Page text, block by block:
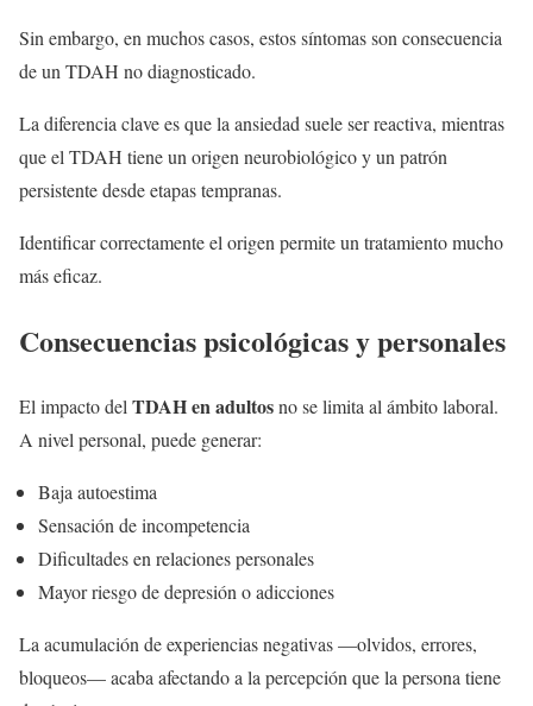
Sin embargo, en muchos casos, estos síntomas son consecuencia
de un TDAH no diagnosticado.
La diferencia clave es que la ansiedad suele ser reactiva, mientras
que el TDAH tiene un origen neurobiológico y un patrón
persistente desde etapas tempranas.
Identificar correctamente el origen permite un tratamiento mucho
más eficaz.
Consecuencias psicológicas y personales
El impacto del TDAH en adultosno se limita al ámbito laboral.
A nivel personal, puede generar:
Baja autoestima
Sensación de incompetencia
Dificultades en relaciones personales
Mayor riesgo de depresión o adicciones
La acumulación de experiencias negativas —olvidos, errores,
bloqueos— acaba afectando a la percepción que la persona tiene